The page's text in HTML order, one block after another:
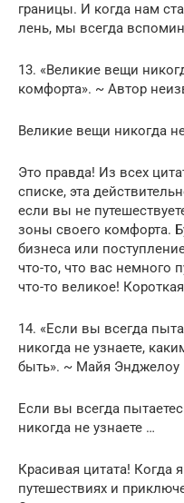
границы. И когда нам
лень, мы всегда
13. «Великие вещи
комфорта». ~ Автор
Великие вещи никогда
Это правда! Из всех
списке, эта
если вы не
зоны своего комфорта.
бизнеса или
что-то, что вас немного
что-то великое!
14. «Если вы всегда
никогда не узнаете,
быть». ~ Майя Энджелоу
Если вы всегда
никогда не узнаете …
Красивая цитата! Когда
путешествиях и